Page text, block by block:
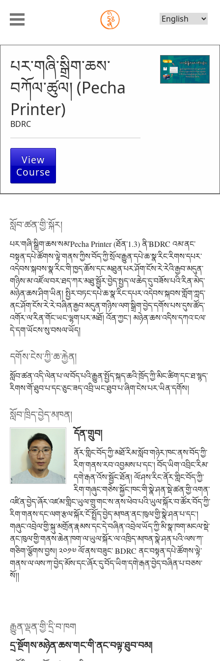
Choose
པར་གཞི་སྒྲིག་ཆས་
བཀོལ་ཚུལ། (Pecha
Printer)
BDRC
View
Course
སློབ་ཚན་གྱི་སྐོར།
པར་གཞི་སྒྲིག་ཆས་སམ་Pecha Printer (ཐོན་1.3) ནི་BDRC འམ་ནང་
བསྟན་དཔེ་ཚོགས་ལྟེ་གནས་ཀྱིས་བོད་ཀྱི་སྲོལ་རྒྱུན་དཔེ་ཆ་སྣ་རིང་རིགས་དཔར་
འདེབས་སྐབས་སྣ་རིང་གི་ཁྱད་ཆོས་དང་མཐུན་པར་ཤོག་ངོས་རེ་རེའི་རྒྱབ་མདུན་
གཉིས་མ་འཛོལ་བར་ཐད་ཀར་མཐུ་སྦྱོར་བྱེད་སྤྱད་ལ་ཆེད་དུ་བཟོས་པའི་རིན་མེད་
མཉེན་ཆས་ཤིག་ཡིན། སྤྱིར་བཏང་དཔེ་ཆ་སྣ་རིང་དཔར་འདེབས་སྐབས་གློག་ཀླད་
ནང་ཤོག་ངོས་རེ་རེ་བཞིན་རྒྱབ་མདུན་གཉིས་ལག་སྒྲིག་བྱེད་དགོས་པས་དུས་ཚོད་
འགོར་ལ་རིན་གོང་ཡང་ལྷག་པར་མཐོ། འོན་ཀྱང་། མཉེན་ཆས་འདིས་དཀའ་ངལ་
དེ་དག་ཡོངས་སུ་བསལ་ཡོད།
དགོས་ངེས་ཀྱི་ཆ་རྐྱེན།
སློབ་ཚན་འདི་ལེན་པ་ལ་བོད་པའི་རྒྱུན་སྤྱོད་སྐད་ཆའི་ཁྲོད་ཀྱི་མིང་ཚིག་དང་ཐ་སྙད་
རིགས་གོ་ཐུབ་པ་དང་ཅུང་ཟད་འབྲི་ཡང་ཐུབ་པ་ཞིག་ངེས་པར་ཡིན་དགོས།
སློབ་ཁྲིད་བྱེད་མཁན།
དོན་གྲུབ།
ནོར་གླིང་བོད་ཀྱི་མཐོ་རིམ་སློབ་གཉེར་ཁང་ནས་བོད་ཀྱི་
རིག་གནས་རབ་འབྱམས་པ་དང་། བོད་ཡིག་འབྲིང་རིམ་
དགེ་རྒན་འོས་སྦྱོང་ཐོན། ལོ་ཤས་རིང་ནོར་གླིང་བོད་ཀྱི་
རིག་གཞུང་གཅེས་སྐྱོང་ཁང་གི་སྣེ་ཤན་སྡེ་ཚན་གྱི་འགན་
འཛིན་བྱེད་ཞོར་འཛམ་གླིང་ཡུལ་གྲུ་གང་ས་ནས་ཕེབ་པའི་ཡུལ་སྐོར་བ་ཚོར་བོད་ཀྱི་
རིག་གནས་དང་ལག་རྩལ་སྐོར་ངོ་སྤྲོད་བྱེད་མཁན་ནང་ཁུལ་གྱི་སྣེ་ཤན་པ་དང་།
གཞུང་འབྲེལ་གྱི་སྐུ་མགྲོན་རྣམས་དང་དེ་བཞིན་འབྲེལ་ཡོད་ཀྱི་མི་སྣ་ཁག་མངལ་སྡེ་
ནང་ཁུལ་གྱི་གནས་ཆེན་ཁག་ལ་ཡུལ་སྐོར་ལ་འཁྲིད་མཁན་སྣེ་ཤན་པའི་ལས་ཀ་
གཅིག་ལྕོགས་བྱས། ༢༠༡༧ ལོ་ནས་བཟུང་ BDRC ནང་བསྟན་དཔེ་ཚོགས་ལྟེ་
གནས་ལ་ལས་ཀ་བྱེད་མོས་དང་ཞོར་དུ་བོད་ཡིག་དགེ་རྒན་བྱེད་བཞིན་པ་བཅས་
སོ།།
རྒྱུན་ལྡན་གྱི་དྲི་བ་ཁག
དྲ་སྔོགས་མཉེན་ཆས་གང་གི་ནང་བལྟ་ཐུབ་བམ།